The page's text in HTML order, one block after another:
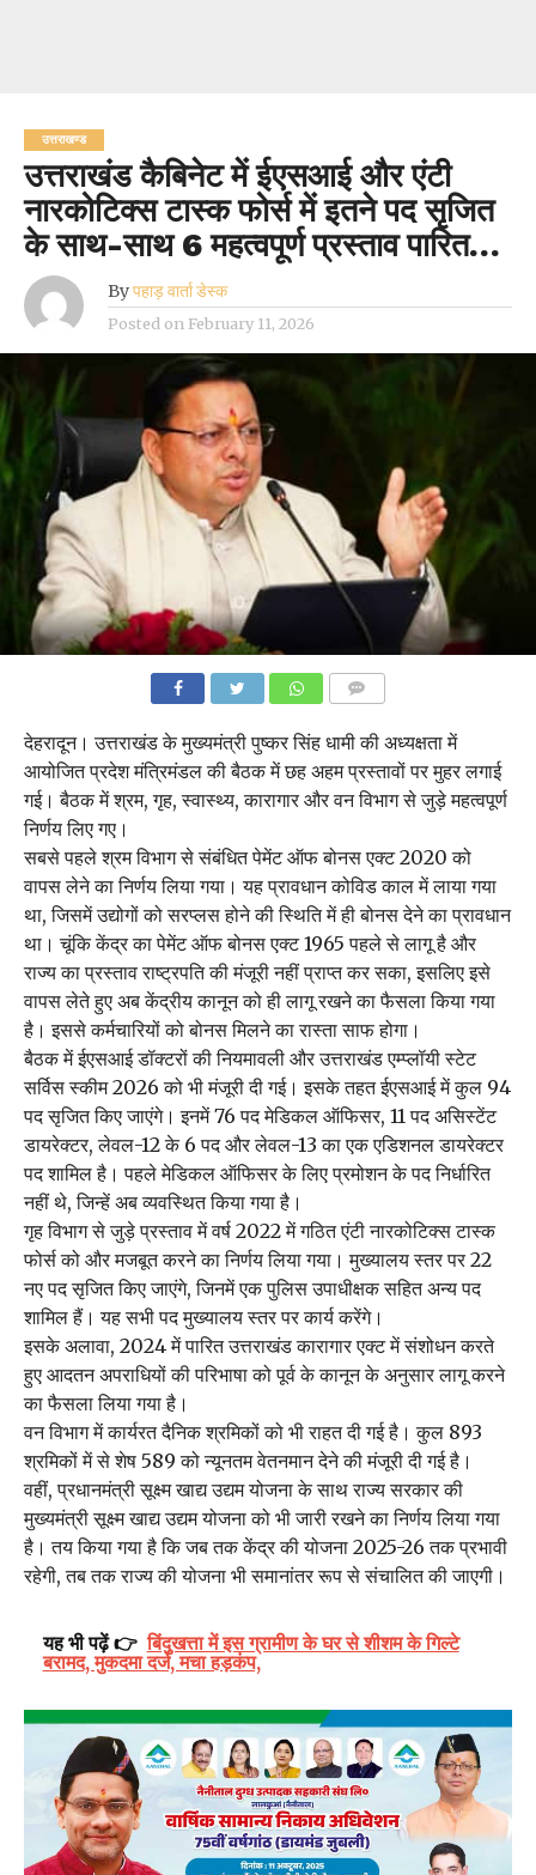
उत्तराखण्ड
उत्तराखंड कैबिनेट में ईएसआई और एंटी
नारकोटिक्स टास्क फोर्स में इतने पद सृजित
के साथ-साथ 6 महत्वपूर्ण प्रस्ताव पारित…
Byपहाड़ वार्ता डेस्क
Posted on February 11, 2026
देहरादून। उत्तराखंड के मुख्यमंत्री पुष्कर सिंह धामी की अध्यक्षता में
आयोजित प्रदेश मंत्रिमंडल की बैठक में छह अहम प्रस्तावों पर मुहर लगाई
गई। बैठक में श्रम, गृह, स्वास्थ्य, कारागार और वन विभाग से जुड़े महत्वपूर्ण
निर्णय लिए गए।
सबसे पहले श्रम विभाग से संबंधित पेमेंट ऑफ बोनस एक्ट 2020 को
वापस लेने का निर्णय लिया गया। यह प्रावधान कोविड काल में लाया गया
था, जिसमें उद्योगों को सरप्लस होने की स्थिति में ही बोनस देने का प्रावधान
था। चूंकि केंद्र का पेमेंट ऑफ बोनस एक्ट 1965 पहले से लागू है और
राज्य का प्रस्ताव राष्ट्रपति की मंजूरी नहीं प्राप्त कर सका, इसलिए इसे
वापस लेते हुए अब केंद्रीय कानून को ही लागू रखने का फैसला किया गया
है। इससे कर्मचारियों को बोनस मिलने का रास्ता साफ होगा।
बैठक में ईएसआई डॉक्टरों की नियमावली और उत्तराखंड एम्प्लॉयी स्टेट
सर्विस स्कीम 2026 को भी मंजूरी दी गई। इसके तहत ईएसआई में कुल 94
पद सृजित किए जाएंगे। इनमें 76 पद मेडिकल ऑफिसर, 11 पद असिस्टेंट
डायरेक्टर, लेवल-12 के 6 पद और लेवल-13 का एक एडिशनल डायरेक्टर
पद शामिल है। पहले मेडिकल ऑफिसर के लिए प्रमोशन के पद निर्धारित
नहीं थे, जिन्हें अब व्यवस्थित किया गया है।
गृह विभाग से जुड़े प्रस्ताव में वर्ष 2022 में गठित एंटी नारकोटिक्स टास्क
फोर्स को और मजबूत करने का निर्णय लिया गया। मुख्यालय स्तर पर 22
नए पद सृजित किए जाएंगे, जिनमें एक पुलिस उपाधीक्षक सहित अन्य पद
शामिल हैं। यह सभी पद मुख्यालय स्तर पर कार्य करेंगे।
इसके अलावा, 2024 में पारित उत्तराखंड कारागार एक्ट में संशोधन करते
हुए आदतन अपराधियों की परिभाषा को पूर्व के कानून के अनुसार लागू करने
का फैसला लिया गया है।
वन विभाग में कार्यरत दैनिक श्रमिकों को भी राहत दी गई है। कुल 893
श्रमिकों में से शेष 589 को न्यूनतम वेतनमान देने की मंजूरी दी गई है।
वहीं, प्रधानमंत्री सूक्ष्म खाद्य उद्यम योजना के साथ राज्य सरकार की
मुख्यमंत्री सूक्ष्म खाद्य उद्यम योजना को भी जारी रखने का निर्णय लिया गया
है। तय किया गया है कि जब तक केंद्र की योजना 2025-26 तक प्रभावी
रहेगी, तब तक राज्य की योजना भी समानांतर रूप से संचालित की जाएगी।
यह भी पढ़ें 👉 बिंदुखत्ता में इस ग्रामीण के घर से शीशम के गिल्टे
बरामद, मुकदमा दर्ज, मचा हड़कंप,